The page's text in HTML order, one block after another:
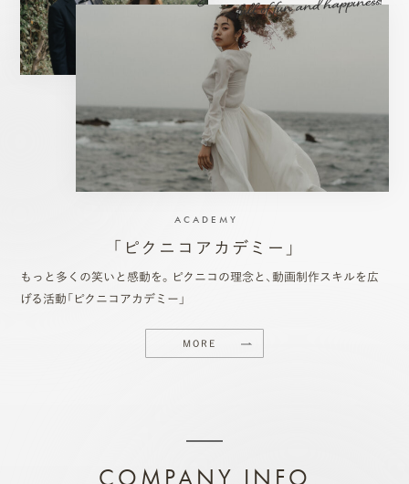
ACADEMY
「ピクニコアカデミー」
もっと多くの笑いと感動を。ピクニコの理念と、動画制作スキルを広
げる活動「ピクニコアカデミー」
MORE
COMPANY INFO